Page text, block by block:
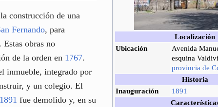
Localización
Ubicación
Avenida
esquina
provincia de
Historia
Inauguración
1891
construcción de una
Fernando, para
obras no
de la orden en 1767.
inmueble, integrado por
y un colegio. El
1891 fue demolido y, en su